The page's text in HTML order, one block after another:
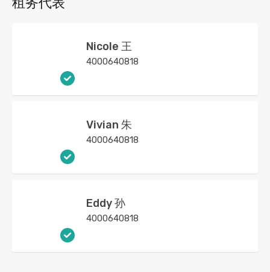
Nicole 王
4000640818
Vivian 朱
4000640818
Eddy 孙
4000640818